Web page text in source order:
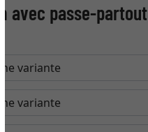
avec passe-partout